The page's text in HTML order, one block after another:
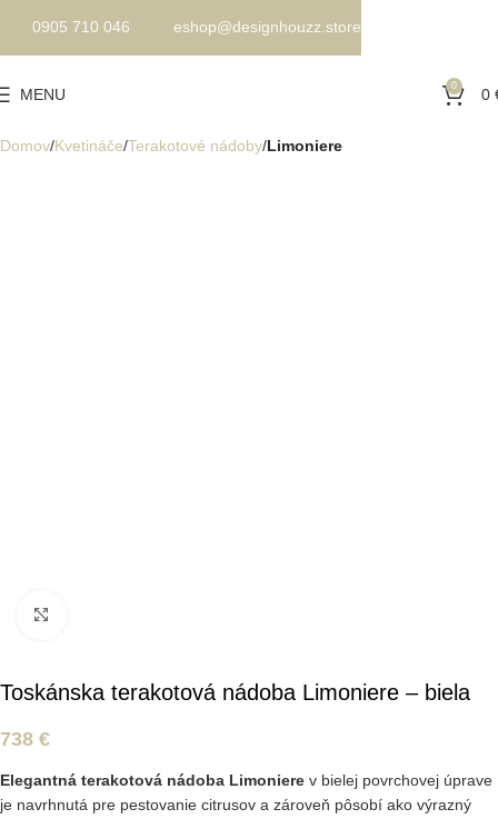
MENU 0 0
Domov Kvetináče Terakotové nádoby Limoniere
Toskánska terakotová nádoba Limoniere – biela
738 €
Elegantná terakotová nádoba Limoniere v bielej povrchovej úprave
je navrhnutá pre pestovanie citrusov a zároveň pôsobí ako výrazný
0905 710 046 eshop@designhouzz.store